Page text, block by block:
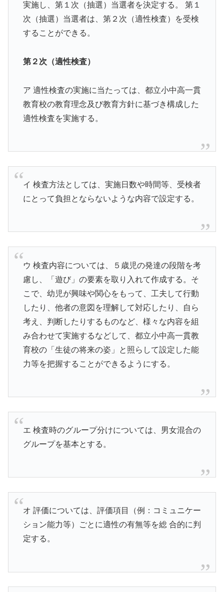
実施し、第１次（抽選）当選者を決定する。 第１
次（抽選）当選者は、第２次（適性検査）を受検
することができる。
第２次（適性検査）
ア 適性検査の実施に当たっては、都立小中高一貫
教育校の教育理念及び教育方針に基づき構成した
適性検査を実施する。
イ 検査方法としては、実施日数や時間等、受検者
にとって負担とならないような内容で設定する。
ウ 検査内容については、５歳児の発達の段階を考
慮し、「遊び」の要素を取り入れて作成する。そ
こで、幼児が興味や関心をもって、工夫して行動
したり、他者の意図を理解して対応したり、自ら
考え、判断したりするものなど、様々な内容を組
み合わせて実施するなどして、都立小中高一貫教
育校の「生徒の将来の姿」と照らして設定した能
力等を把握することができるようにする。
エ 検査時のグループ分けについては、男女混合の
グループを基本とする。
オ 評価については、評価項目（例：コミュニケー
ション能力等）ごとに適性の有無等を総 合的に判
定する。